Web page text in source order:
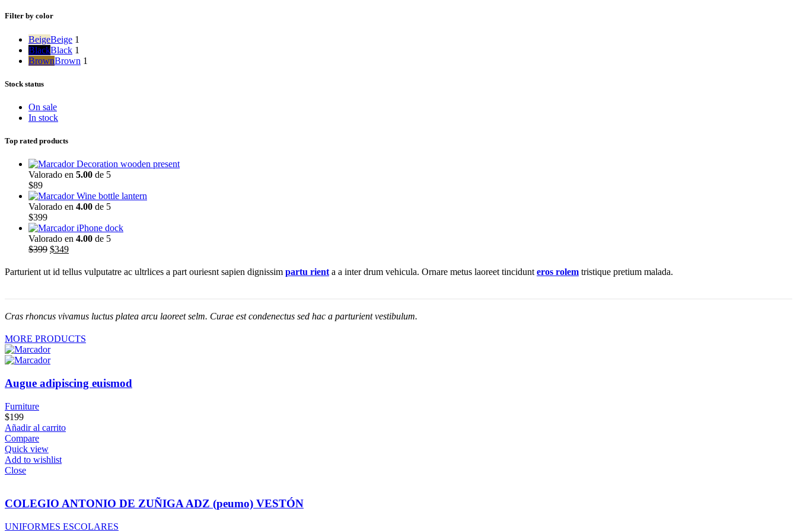
Filter by color
BeigeBeige 1
BlackBlack 1
BrownBrown 1
Stock status
On sale
In stock
Top rated products
Decoration wooden present
Valorado en 5.00 de 5
$89
Wine bottle lantern
Valorado en 4.00 de 5
$399
iPhone dock
Valorado en 4.00 de 5
$399 $349
Parturient ut id tellus vulputatre ac ultrlices a part ouriesnt sapien dignissim partu rient a a inter drum vehicula. Ornare metus laoreet tincidunt eros rolem tristique pretium malada.
Cras rhoncus vivamus luctus platea arcu laoreet selm. Curae est condenectus sed hac a parturient vestibulum.
MORE PRODUCTS
Augue adipiscing euismod
Furniture
$199
Añadir al carrito
Compare
Quick view
Add to wishlist
Close
COLEGIO ANTONIO DE ZUÑIGA ADZ (peumo) VESTÓN
UNIFORMES ESCOLARES